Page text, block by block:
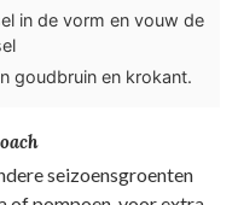
in de vorm en vouw de
goudbruin en krokant.
seizoensgroenten